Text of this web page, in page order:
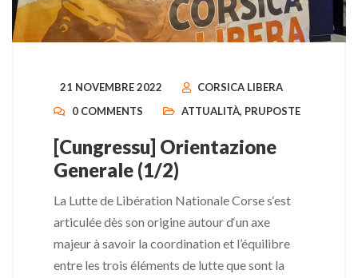
21 NOVEMBRE 2022
CORSICA LIBERA
0 COMMENTS
ATTUALITÀ, PRUPOSTE
[Cungressu] Orientazione
Generale (1/2)
La Lutte de Libération Nationale Corse s‘est
articulée dès son origine autour d‘un axe
majeur à savoir la coordination et l’équilibre
entre les trois éléments de lutte que sont la